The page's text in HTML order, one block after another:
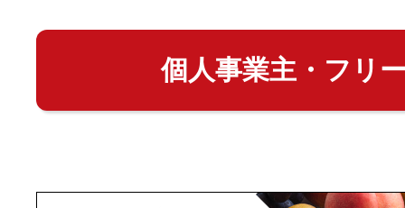
個人事業主・フリ